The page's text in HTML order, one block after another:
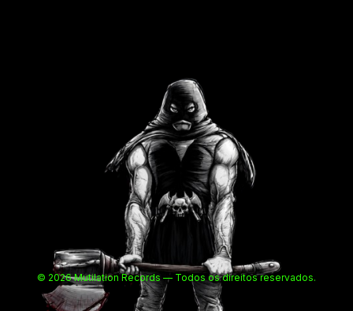
© 2026 Mutilation Records — Todos os direitos reservados.